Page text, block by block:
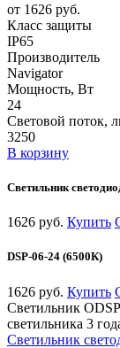
от 1626 руб.
Класс защиты
IP65
Производитель
Navigator
Мощность, Вт
24
Световой поток,
3250
В корзину
Светильник
1626 руб. Купить
DSP-06-24 (6500К)
1626 руб. Купить
Светильник
светильника 3
Светильник